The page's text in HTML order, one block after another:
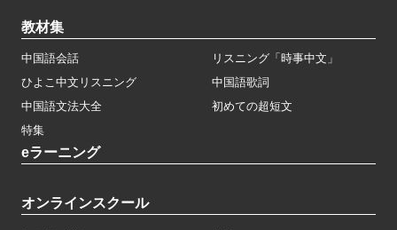
教材集
中国語会話
リスニング「時事中文」
ひよこ中文リスニング
中国語歌詞
中国語文法大全
初めての超短文
特集
eラーニング
オンラインスクール